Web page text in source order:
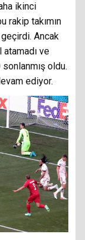
ikinci
rakip takımın
Ancak
atamadı ve
oldu.
ediyor.